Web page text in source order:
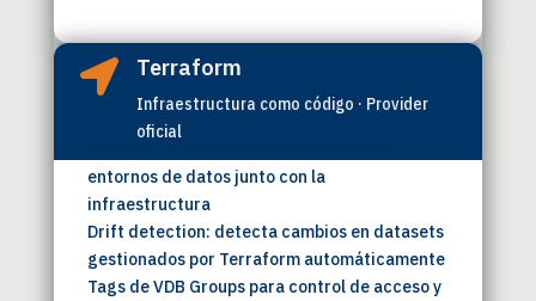
 Terraform
Infraestructura como código · Provider
oficial
entornos de datos junto con la
infraestructura
Drift detection: detecta cambios en datasets
gestionados por Terraform automáticamente
Tags de VDB Groups para control de acceso y